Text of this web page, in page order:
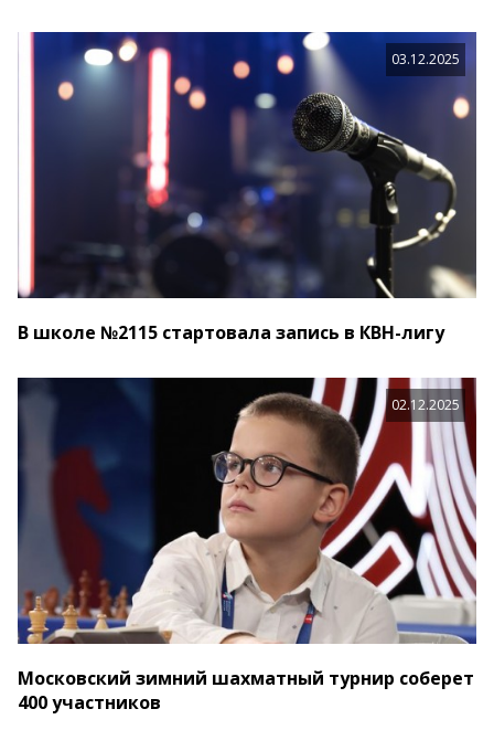
03.12.2025
В школе №2115 стартовала запись в КВН-лигу
02.12.2025
Московский зимний шахматный турнир соберет
400 участников